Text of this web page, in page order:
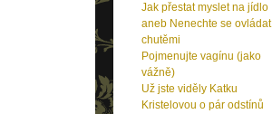
Jak přestat myslet na jídlo
aneb Nenechte se ovládat
chutěmi
Pojmenujte vagínu (jako
vážně)
Už jste viděly Katku
Kristelovou o pár odstínů